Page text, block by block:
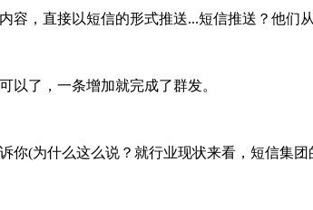
，直接以短信的形式推送...短信推送？他们
了，一条增加就完成了群发。
(为什么这么说？就行业现状来看，短信集